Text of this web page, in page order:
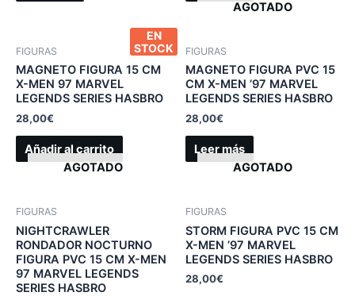
EN
STOCK
FIGURAS
MAGNETO FIGURA 15 CM
X-MEN 97 MARVEL
LEGENDS SERIES HASBRO
28,00€
Añadir al carrito
AGOTADO
FIGURAS
MAGNETO FIGURA PVC 15
CM X-MEN ’97 MARVEL
LEGENDS SERIES HASBRO
28,00€
Leer más
AGOTADO
FIGURAS
NIGHTCRAWLER
RONDADOR NOCTURNO
FIGURA PVC 15 CM X-MEN
97 MARVEL LEGENDS
SERIES HASBRO
AGOTADO
FIGURAS
STORM FIGURA PVC 15 CM
X-MEN ’97 MARVEL
LEGENDS SERIES HASBRO
28,00€